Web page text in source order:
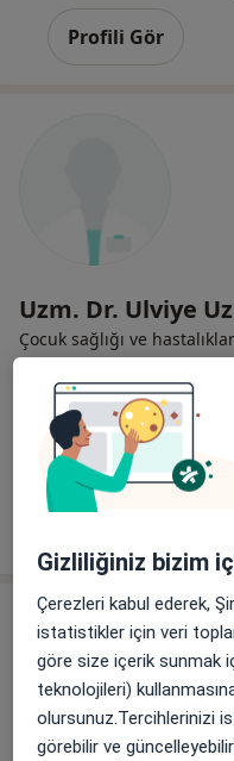
Profili Gör
Uzm. Dr. Ulviye
Çocuk sağlığı ve
Manisa•Harita
Doktor Muayenehanesi
Gizliliğiniz bizim
Çerezleri kabul ederek,
istatistikler için veri
göre size içerik sunmak
teknolojileri)
olursunuz.Tercihlerinizi
görebilir ve